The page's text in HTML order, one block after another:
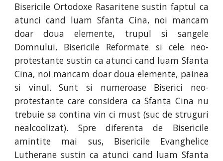
Bisericile Ortodoxe Rasaritene sustin faptul ca
atunci cand luam Sfanta Cina, noi mancam
doar doua elemente, trupul si sangele
Domnului, Bisericile Reformate si cele neo-
protestante sustin ca atunci cand luam Sfanta
Cina, noi mancam doar doua elemente, painea
si vinul. Sunt si numeroase Biserici neo-
protestante care considera ca Sfanta Cina nu
trebuie sa contina vin ci must (suc de struguri
nealcoolizat). Spre diferenta de Bisericile
amintite mai sus, Bisericile Evanghelice
Lutherane sustin ca atunci cand luam Sfanta